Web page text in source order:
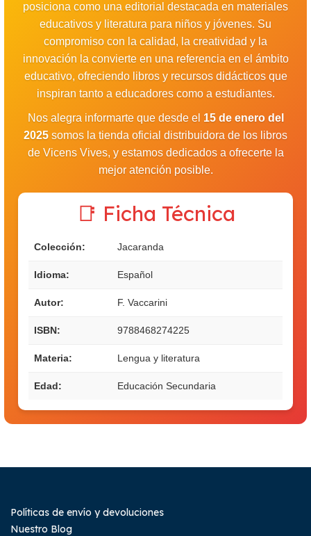
posiciona como una editorial destacada en materiales
educativos y literatura para niños y jóvenes. Su
compromiso con la calidad, la creatividad y la
innovación la convierte en una referencia en el ámbito
educativo, ofreciendo libros y recursos didácticos que
inspiran tanto a educadores como a estudiantes.
Nos alegra informarte que desde el 15 de enero del
2025 somos la tienda oficial distribuidora de los libros
de Vicens Vives, y estamos dedicados a ofrecerte la
mejor atención posible.
📑 Ficha Técnica
Colección: Jacaranda
Idioma: Español
Autor: F. Vaccarini
ISBN: 9788468274225
Materia: Lengua y literatura
Edad: Educación Secundaria
Políticas de envío y devoluciones
Nuestro Blog